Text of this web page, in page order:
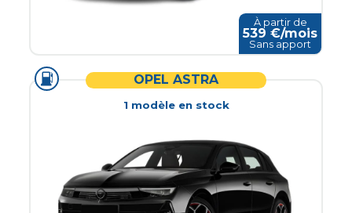
À partir de
539 €/mois
Sans apport
OPEL ASTRA
1modèleen stock